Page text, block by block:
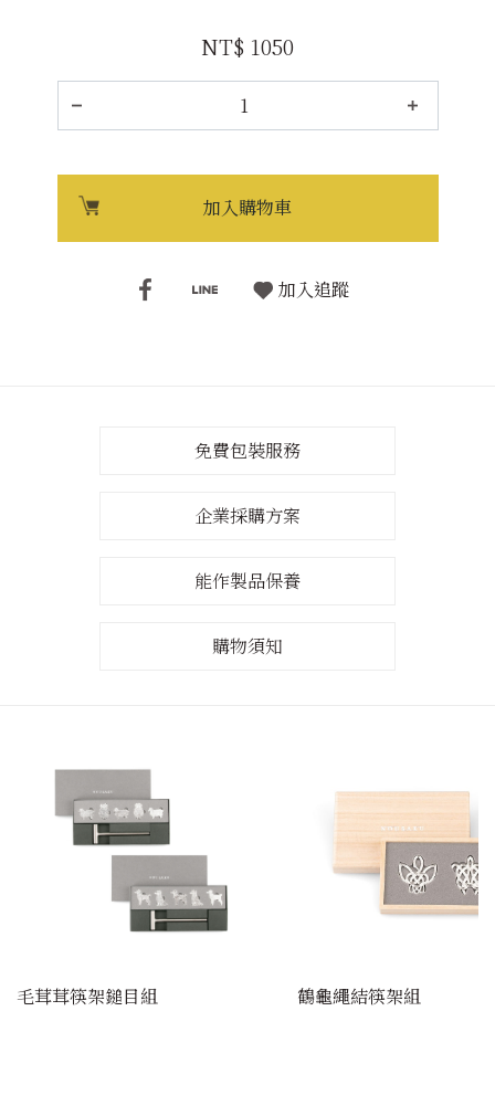
NT$ 1050
加入購物車
加入追蹤
免費包裝服務
企業採購方案
能作製品保養
購物須知
毛茸茸筷架鎚目組 鶴龜繩結筷架組